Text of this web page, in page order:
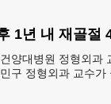
양대병원 정형외
구 정형외과 교수가